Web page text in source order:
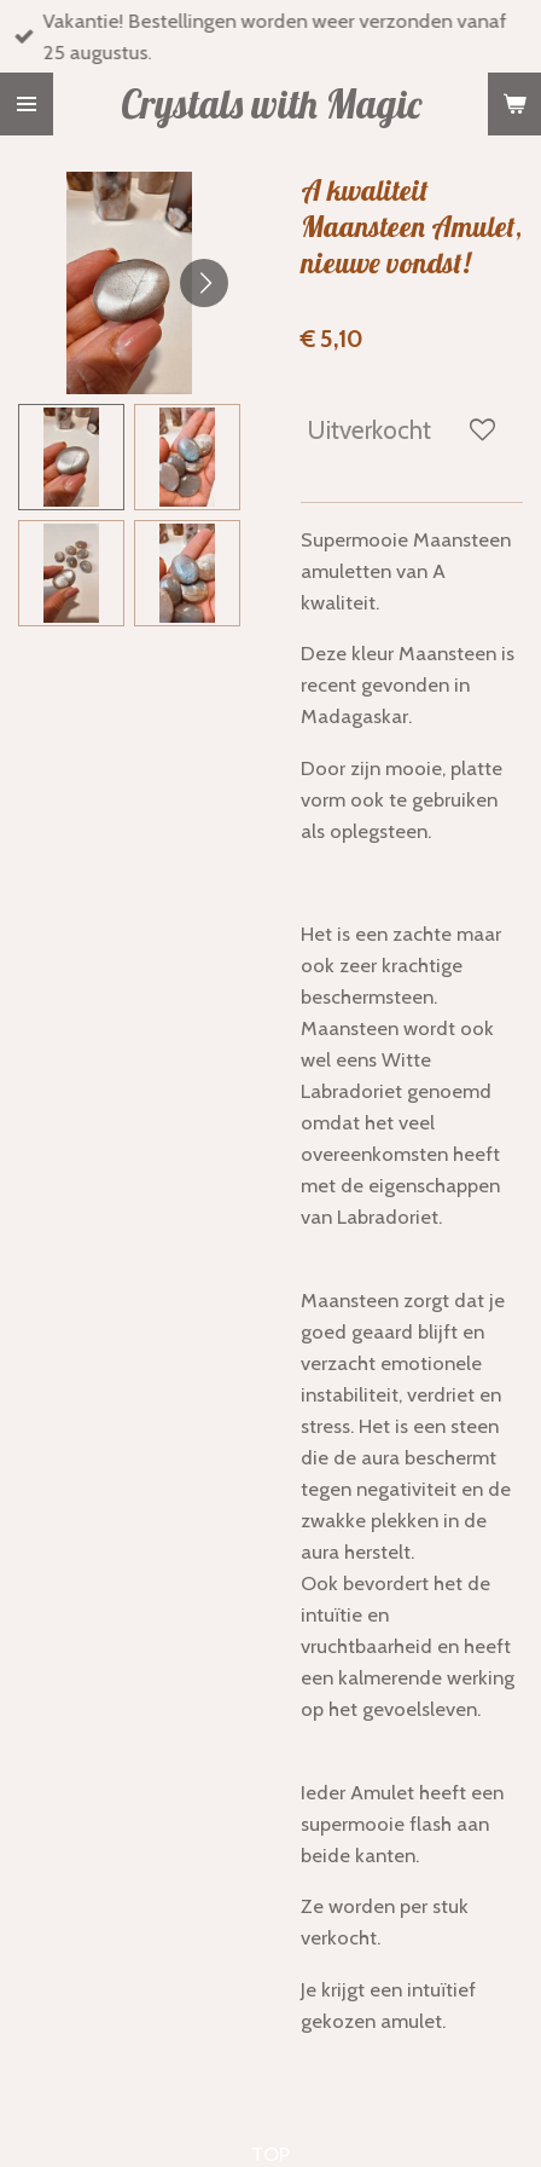
Ga
direct
Crystals with Magic
Vakantie! Bestellingen worden weer verzonden vanaf
25 augustus.
A kwaliteit
Maansteen Amulet,
nieuwe vondst!
€ 5,10
Uitverkocht
Supermooie Maansteen
amuletten van A
kwaliteit.
Deze kleur Maansteen is
recent gevonden in
Madagaskar.
Door zijn mooie, platte
vorm ook te gebruiken
als oplegsteen.
Het is een zachte maar
ook zeer krachtige
beschermsteen.
Maansteen wordt ook
wel eens Witte
Labradoriet genoemd
omdat het veel
overeenkomsten heeft
met de eigenschappen
van Labradoriet.
Maansteen zorgt dat je
goed geaard blijft en
verzacht emotionele
instabiliteit, verdriet en
stress. Het is een steen
die de aura beschermt
tegen negativiteit en de
zwakke plekken in de
aura herstelt.
Ook bevordert het de
intuïtie en
vruchtbaarheid en heeft
een kalmerende werking
op het gevoelsleven.
Ieder Amulet heeft een
supermooie flash aan
beide kanten.
Ze worden per stuk
verkocht.
Je krijgt een intuïtief
gekozen amulet.